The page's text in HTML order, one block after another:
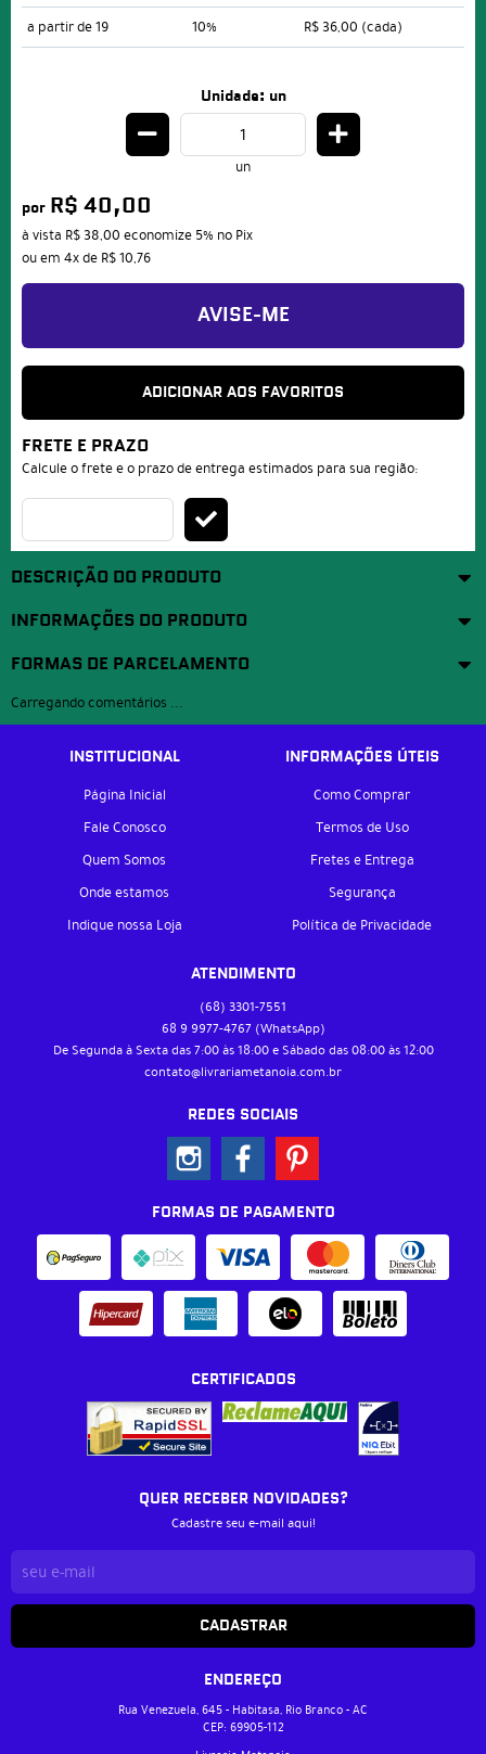
a partir de 19
10% R$ 36,00 (cada)
Unidade: un
un
por R$ 40,00
à vista R$ 38,00 economize 5% no Pix
ou em 4xde R$ 10,76
AVISE-ME
ADICIONAR AOS FAVORITOS
FRETE E PRAZO
Calcule o frete e o prazo de entrega estimados para sua região:
DESCRIÇÃO DO PRODUTO
INFORMAÇÕES DO PRODUTO
FORMAS DE PARCELAMENTO
Carregando comentários ...
INSTITUCIONAL
Página Inicial
Fale Conosco
Quem Somos
Onde estamos
Indique nossa Loja
INFORMAÇÕES ÚTEIS
Como Comprar
Termos de Uso
Fretes e Entrega
Segurança
Política de Privacidade
ATENDIMENTO
(68) 3301-7551
68 9 9977-4767 (WhatsApp)
De Segunda à Sexta das 7:00 às 18:00 e Sábado das 08:00 às 12:00
contato@livrariametanoia.com.br
REDES SOCIAIS
FORMAS DE PAGAMENTO
CERTIFICADOS
QUER RECEBER NOVIDADES?
Cadastre seu e-mail aqui!
CADASTRAR
ENDEREÇO
Rua Venezuela, 645- Habitasa, Rio Branco-AC
CEP: 69905-112